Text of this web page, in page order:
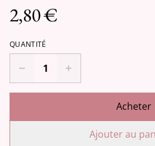
2,80 €
QUANTITÉ
Acheter
Ajouter au